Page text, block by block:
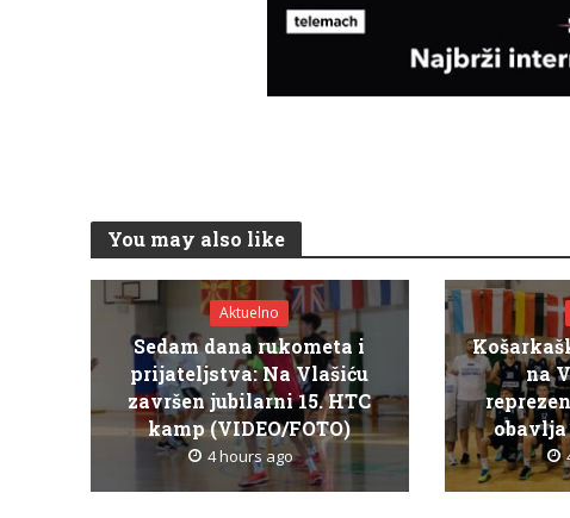
You may also like
Aktuelno
Sedam dana rukometa i
prijateljstva: Na Vlašiću
završen jubilarni 15. HTC
kamp (VIDEO/FOTO)
4 hours ago
na
obavlja